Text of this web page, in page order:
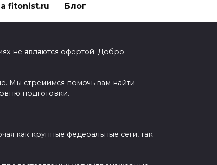
fitonist.ru Блог
не являются офертой. Добро
Мы стремимся помочь вам найти
подготовки.
как крупные федеральные сети, так